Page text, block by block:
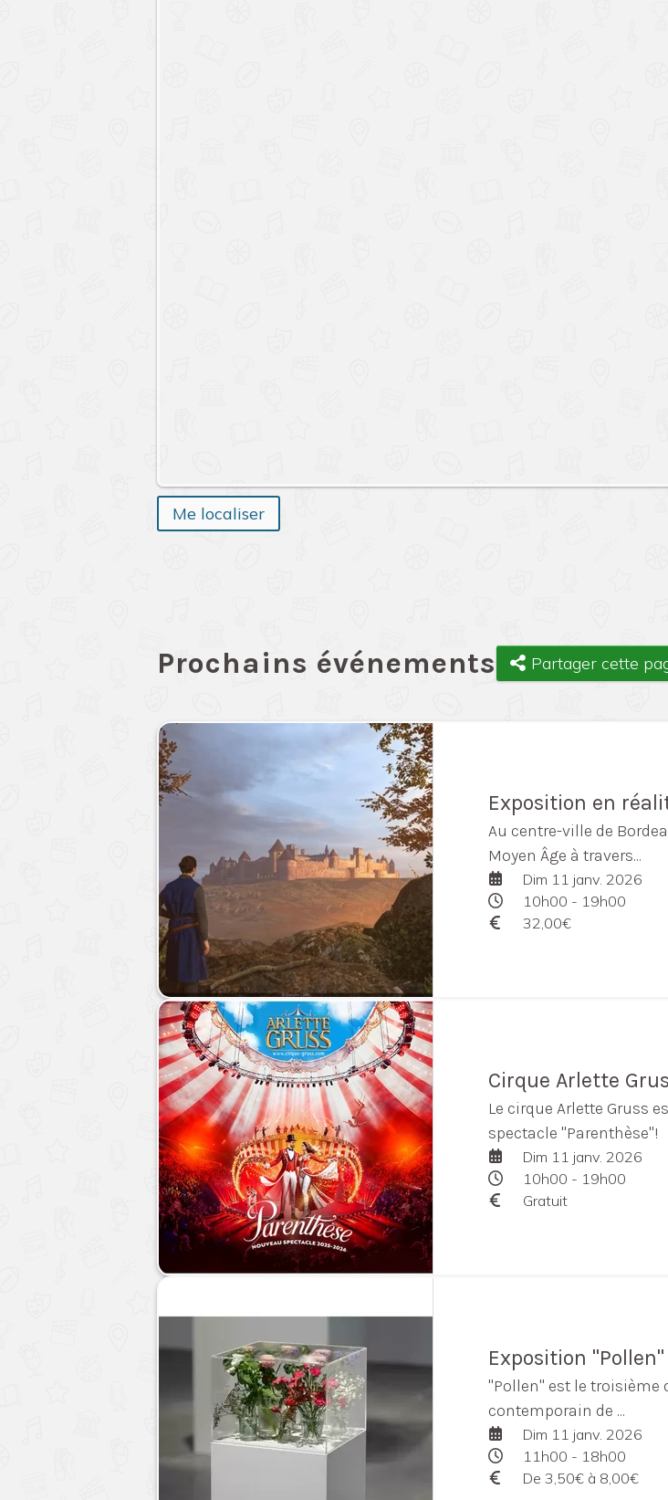
Me localiser
Prochains événements Partager cette
Exposition en
Au centre-ville de
Moyen Âge à travers...
Dim 11 janv. 2026
10h00 - 19h00
32,00€
Cirque Arlette
Le cirque Arlette Gruss
spectacle "Parenthèse"!
Dim 11 janv. 2026
10h00 - 19h00
Gratuit
Exposition "Pollen"
"Pollen" est le troisième
contemporain de ...
Dim 11 janv. 2026
11h00 - 18h00
De 3,50€ à 8,00€